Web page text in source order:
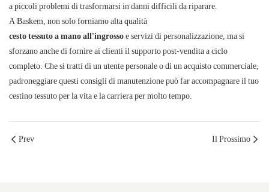
a piccoli problemi di trasformarsi in danni difficili da riparare.
A Baskem, non solo forniamo alta qualità
cesto tessuto a mano all'ingrossoe servizi di personalizzazione, ma si
sforzano anche di fornire ai clienti il ​​supporto post-vendita a ciclo
completo. Che si tratti di un utente personale o di un acquisto commerciale,
padroneggiare questi consigli di manutenzione può far accompagnare il tuo
cestino tessuto per la vita e la carriera per molto tempo.
Prev Il Prossimo